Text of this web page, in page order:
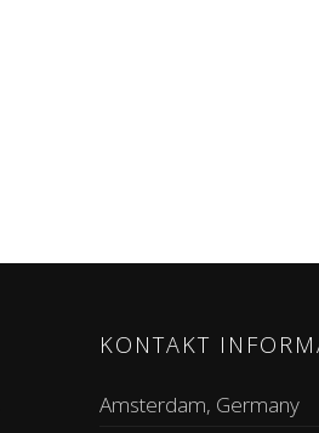
KONTAKT
Amsterdam, Germany